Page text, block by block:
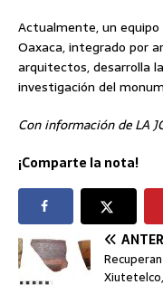
Actualmente, un
Oaxaca, integrado por
arquitectos, desarrolla
investigación del
Con información de LA
¡Comparte la nota!